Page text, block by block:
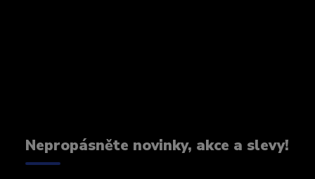
Nepropásněte novinky, akce a slevy!